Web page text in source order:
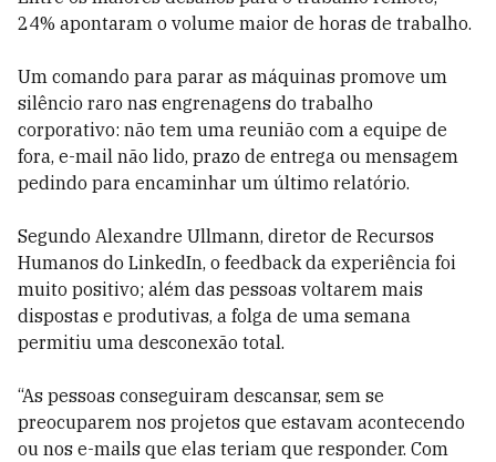
24% apontaram o volume maior de horas de trabalho.
Um comando para parar as máquinas promove um
silêncio raro nas engrenagens do trabalho
corporativo: não tem uma reunião com a equipe de
fora, e-mail não lido, prazo de entrega ou mensagem
pedindo para encaminhar um último relatório.
Segundo Alexandre Ullmann, diretor de Recursos
Humanos do LinkedIn, o feedback da experiência foi
muito positivo; além das pessoas voltarem mais
dispostas e produtivas, a folga de uma semana
permitiu uma desconexão total.
“As pessoas conseguiram descansar, sem se
preocuparem nos projetos que estavam acontecendo
ou nos e-mails que elas teriam que responder. Com